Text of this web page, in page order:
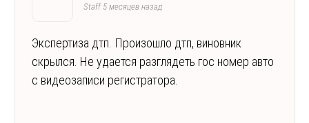
Staff5 месяцев назад
Экспертиза дтп. Произошло дтп, виновник
скрылся. Не удается разглядеть гос номер авто
с видеозаписи регистратора.